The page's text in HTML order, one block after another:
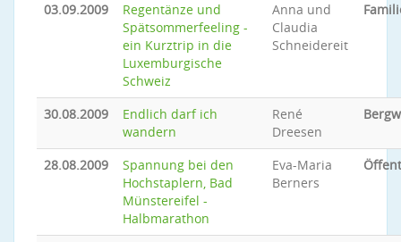
03.09.2009
Regentänze und
Spätsommerfeeling -
ein Kurztrip in die
Luxemburgische
Schweiz
Anna und
Claudia
Schneidereit
30.08.2009
Endlich darf ich
wandern
René
Dreesen
28.08.2009
Spannung bei den
Hochstaplern, Bad
Münstereifel -
Halbmarathon
Eva-Maria
Berners